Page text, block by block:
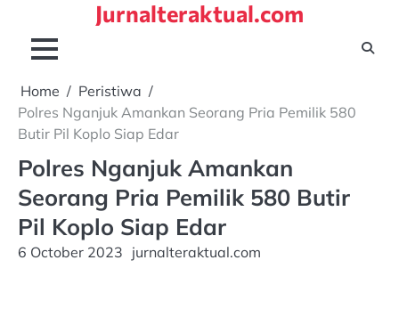
content
Jurnalteraktual.com
Home
Peristiwa
Polres Nganjuk Amankan Seorang Pria Pemilik 580
Butir Pil Koplo Siap Edar
Polres Nganjuk Amankan
Seorang Pria Pemilik 580 Butir
Pil Koplo Siap Edar
6 October 2023 jurnalteraktual.com